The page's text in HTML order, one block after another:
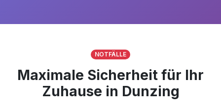
NOTFÄLLE
Maximale Sicherheit für Ihr
Zuhause in Dunzing